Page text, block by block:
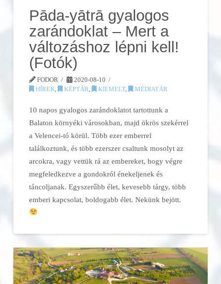
Pāda-yātrā gyalogos
zarándoklat – Mert a
változáshoz lépni kell!
(Fotók)
FODOR
2020-08-10
HÍREK, KÉPTÁR, KIEMELT, MÉDIATÁR
10 napos gyalogos zarándoklatot tartottunk a
Balaton környéki városokban, majd ökrös szekérrel
a Velencei-tó körül. Több ezer emberrel
találkoztunk, és több ezerszer csaltunk mosolyt az
arcokra, vagy vettük rá az embereket, hogy végre
megfeledkezve a gondokról énekeljenek és
táncoljanak. Egyszerűbb élet, kevesebb tárgy, több
emberi kapcsolat, boldogabb élet. Nekünk bejött.